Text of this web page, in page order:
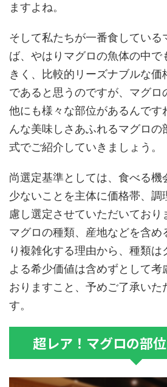
ますよね。
そして私たちが一番食している
ば、やはりマグロの魚体の中で
きく、比較的リーズナブルな価
であると思うのですが、マグロ
他にも様々な部位があるんです
んな美味しさあふれるマグロの
式でご紹介していきましょう。
尚選定基準としては、食べる機
少ないことを主体に価格帯、調
慮し選定させていただいており
マグロの種類、産地などを含め
り複雑化する理由から、種類
よる希少価値は含めずとして考
おりますこと、予めご了承いた
す。
超レア！マグロの部